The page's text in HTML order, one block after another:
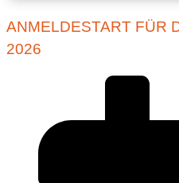
ANMELDESTART FÜR
2026